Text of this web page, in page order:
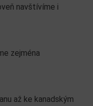
navštívíme i
zejména
až ke kanadským